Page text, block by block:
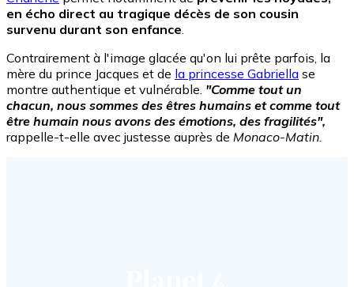
en écho direct au tragique décès de son cousin
survenu durant son enfance.
Contrairement à l'image glacée qu'on lui prête parfois, la
mère du prince Jacques et de la princesse Gabriella se
montre authentique et vulnérable. "Comme tout un
chacun, nous sommes des êtres humains et comme tout
être humain nous avons des émotions, des fragilités",
rappelle-t-elle avec justesse auprès de Monaco-Matin.